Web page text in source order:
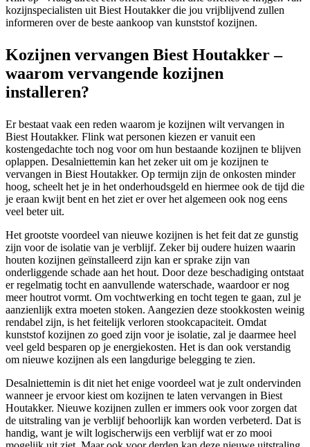
kozijnspecialisten uit Biest Houtakker die jou vrijblijvend zullen
informeren over de beste aankoop van kunststof kozijnen.
Kozijnen vervangen Biest Houtakker –
waarom vervangende kozijnen
installeren?
Er bestaat vaak een reden waarom je kozijnen wilt vervangen in
Biest Houtakker. Flink wat personen kiezen er vanuit een
kostengedachte toch nog voor om hun bestaande kozijnen te blijven
oplappen. Desalniettemin kan het zeker uit om je kozijnen te
vervangen in Biest Houtakker. Op termijn zijn de onkosten minder
hoog, scheelt het je in het onderhoudsgeld en hiermee ook de tijd die
je eraan kwijt bent en het ziet er over het algemeen ook nog eens
veel beter uit.
Het grootste voordeel van nieuwe kozijnen is het feit dat ze gunstig
zijn voor de isolatie van je verblijf. Zeker bij oudere huizen waarin
houten kozijnen geïnstalleerd zijn kan er sprake zijn van
onderliggende schade aan het hout. Door deze beschadiging ontstaat
er regelmatig tocht en aanvullende waterschade, waardoor er nog
meer houtrot vormt. Om vochtwerking en tocht tegen te gaan, zul je
aanzienlijk extra moeten stoken. Aangezien deze stookkosten weinig
rendabel zijn, is het feitelijk verloren stookcapaciteit. Omdat
kunststof kozijnen zo goed zijn voor je isolatie, zal je daarmee heel
veel geld besparen op je energiekosten. Het is dan ook verstandig
om nieuwe kozijnen als een langdurige belegging te zien.
Desalniettemin is dit niet het enige voordeel wat je zult ondervinden
wanneer je ervoor kiest om kozijnen te laten vervangen in Biest
Houtakker. Nieuwe kozijnen zullen er immers ook voor zorgen dat
de uitstraling van je verblijf behoorlijk kan worden verbeterd. Dat is
handig, want je wilt logischerwijs een verblijf wat er zo mooi